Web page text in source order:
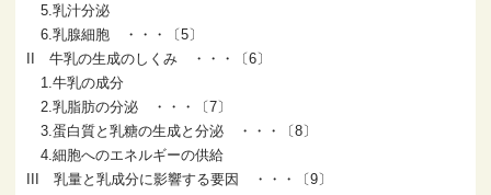
5.乳汁分泌
6.乳腺細胞 ・・・〔5〕
II 牛乳の生成のしくみ ・・・〔6〕
1.牛乳の成分
2.乳脂肪の分泌 ・・・〔7〕
3.蛋白質と乳糖の生成と分泌 ・・・〔8〕
4.細胞へのエネルギーの供給
III 乳量と乳成分に影響する要因 ・・・〔9〕